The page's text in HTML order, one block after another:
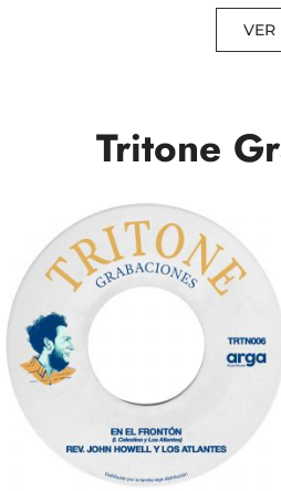
VER
Tritone